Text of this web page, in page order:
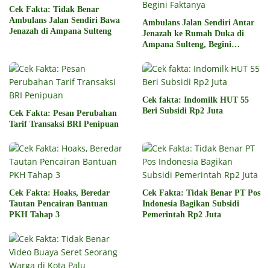
Cek Fakta: Tidak Benar
Ambulans Jalan Sendiri Bawa
Jenazah di Ampana Sulteng
Ambulans Jalan Sendiri Antar
Jenazah ke Rumah Duka di
Ampana Sulteng, Begini
Cek Fakta: Pesan Perubahan
Tarif Transaksi BRI Penipuan
Cek fakta: Indomilk HUT 55
Beri Subsidi Rp2 Juta
Cek Fakta: Hoaks, Beredar
Tautan Pencairan Bantuan
PKH Tahap 3
Cek Fakta: Tidak Benar PT Pos
Indonesia Bagikan Subsidi
Pemerintah Rp2 Juta